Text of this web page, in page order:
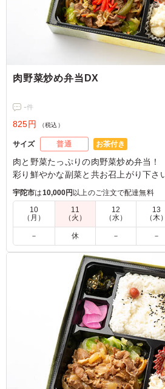
肉野菜炒め弁当DX
-件
825円 （税込）
サイズ 普通 お茶付き
肉と野菜たっぷりの肉野菜炒め弁当！
彩り鮮やかな副菜と共お召上がり下さ
宇陀市は10,000円 以上のご注文で配達無料
10
（月）
11
（火）
12
（水）
13
（木）
－ 休 － －